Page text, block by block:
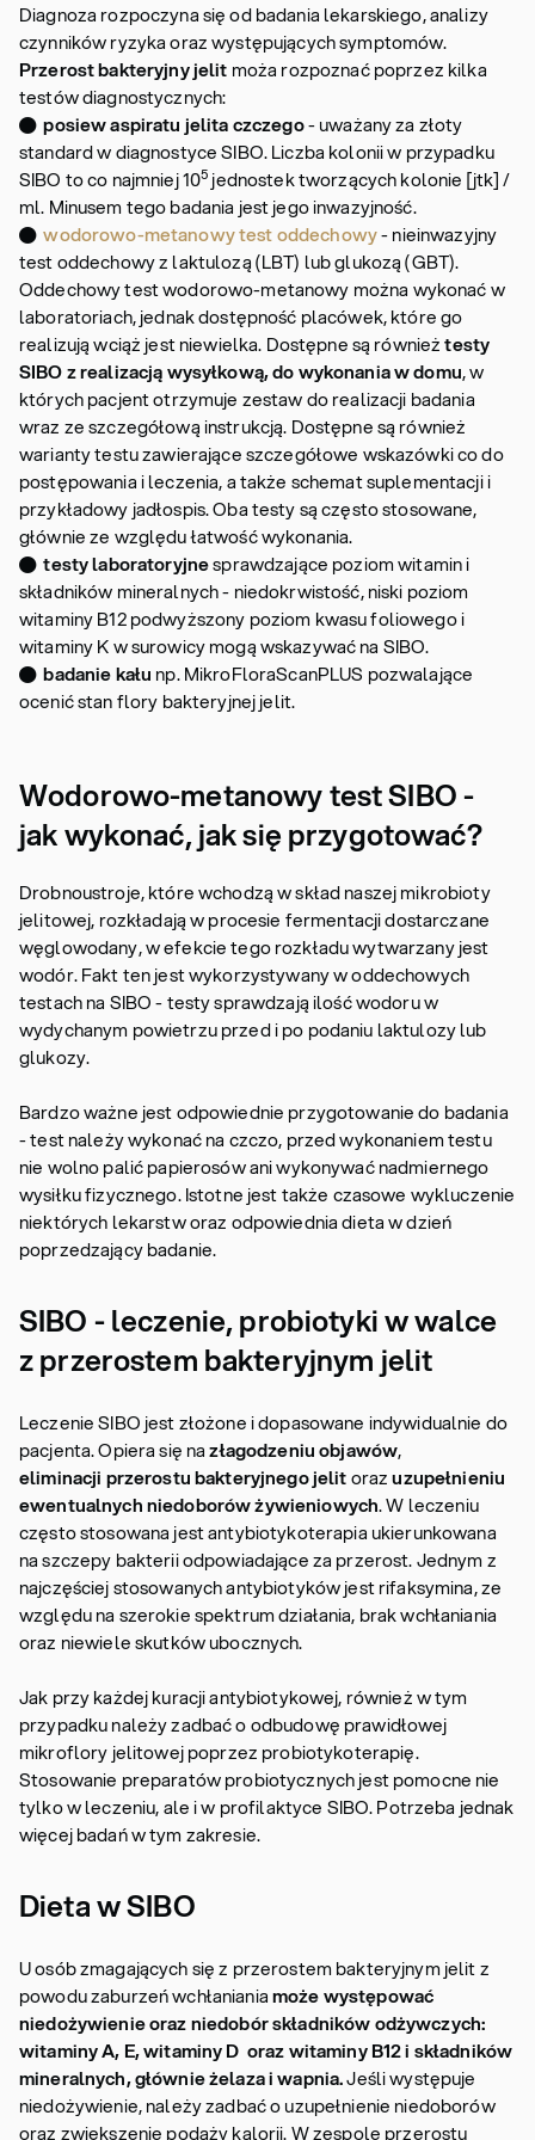
Diagnoza rozpoczyna się od badania lekarskiego, analizy
czynników ryzyka oraz występujących symptomów.
Przerost bakteryjny jelit moża rozpoznać poprzez kilka
testów diagnostycznych:
●posiew aspiratu jelita czczego- uważany za złoty
standard w diagnostyce SIBO. Liczba kolonii w przypadku
SIBO to co najmniej 105 jednostek tworzących kolonie [jtk] /
ml. Minusem tego badania jest jego inwazyjność.
●wodorowo-metanowy test oddechowy- nieinwazyjny
test oddechowy z laktulozą (LBT) lub glukozą (GBT).
Oddechowy test wodorowo-metanowy można wykonać w
laboratoriach, jednak dostępność placówek, które go
realizują wciąż jest niewielka. Dostępne są równieżtesty
SIBO z realizacją wysyłkową, do wykonania w domu, w
których pacjent otrzymuje zestaw do realizacji badania
wraz ze szczegółową instrukcją. Dostępne są również
warianty testu zawierające szczegółowe wskazówki co do
postępowania i leczenia, a także schemat suplementacji i
przykładowy jadłospis. Oba testy są często stosowane,
głównie ze względu łatwość wykonania.
●testy laboratoryjnesprawdzające poziom witamin i
składników mineralnych - niedokrwistość, niski poziom
witaminy B12 podwyższony poziom kwasu foliowego i
witaminy K w surowicy mogą wskazywać na SIBO.
●badanie kału np. MikroFloraScanPLUS pozwalające
ocenić stan flory bakteryjnej jelit.
Wodorowo-metanowy test SIBO -
jak wykonać, jak się przygotować?
Drobnoustroje, które wchodzą w skład naszej mikrobioty
jelitowej, rozkładają w procesie fermentacji dostarczane
węglowodany, w efekcie tego rozkładu wytwarzany jest
wodór. Fakt ten jest wykorzystywany w oddechowych
testach na SIBO - testy sprawdzają ilość wodoru w
wydychanym powietrzu przed i po podaniu laktulozy lub
glukozy.
Bardzo ważne jest odpowiednie przygotowanie do badania
- test należy wykonać na czczo, przed wykonaniem testu
nie wolno palić papierosów ani wykonywać nadmiernego
wysiłku fizycznego. Istotne jest także czasowe wykluczenie
niektórych lekarstw oraz odpowiednia dieta w dzień
poprzedzający badanie.
SIBO - leczenie, probiotyki w walce
z przerostem bakteryjnym jelit
Leczenie SIBO jest złożone i dopasowane indywidualnie do
pacjenta. Opiera się nazłagodzeniu objawów,
eliminacji przerostu bakteryjnego jelitorazuzupełnieniu
ewentualnych niedoborów żywieniowych. W leczeniu
często stosowana jest antybiotykoterapia ukierunkowana
na szczepy bakterii odpowiadające za przerost. Jednym z
najczęściej stosowanych antybiotyków jest rifaksymina, ze
względu na szerokie spektrum działania, brak wchłaniania
oraz niewiele skutków ubocznych.
Jak przy każdej kuracji antybiotykowej, również w tym
przypadku należy zadbać o odbudowę prawidłowej
mikroflory jelitowej poprzez probiotykoterapię.
Stosowanie preparatów probiotycznych jest pomocne nie
tylko w leczeniu, ale i w profilaktyce SIBO. Potrzeba jednak
więcej badań w tym zakresie.
Dieta w SIBO
U osób zmagających się z przerostem bakteryjnym jelit z
powodu zaburzeń wchłanianiamoże występować
niedożywienie oraz niedobór składników odżywczych:
witaminy A, E, witaminy D oraz witaminy B12 i składników
mineralnych, głównie żelaza i wapnia.Jeśli występuje
niedożywienie, należy zadbać o uzupełnienie niedoborów
oraz zwiększenie podaży kalorii. W zespole przerostu